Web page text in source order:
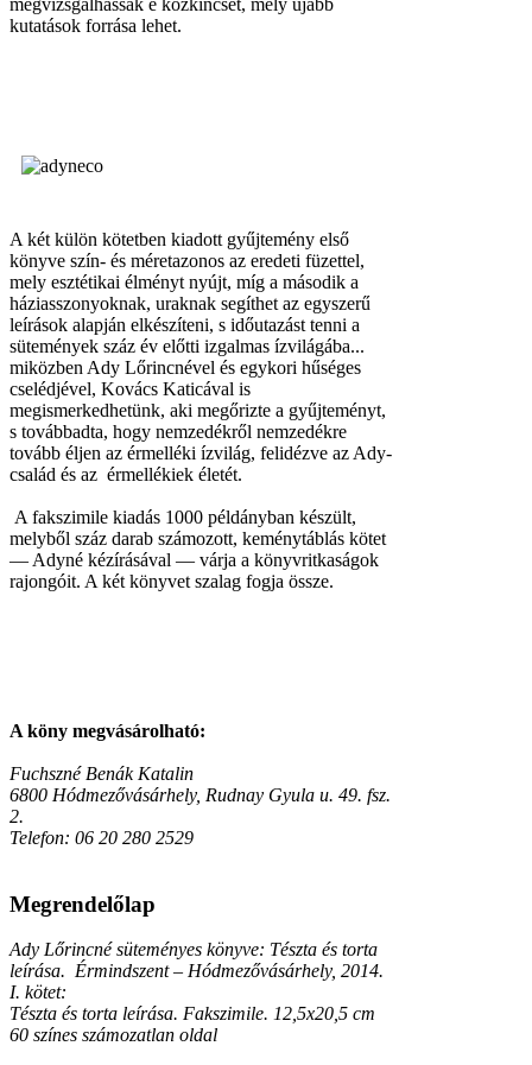
kutatások forrása lehet.
A két külön kötetben kiadott gyűjtemény első
könyve szín- és méretazonos az eredeti füzettel,
mely esztétikai élményt nyújt, míg a második a
háziasszonyoknak, uraknak segíthet az egyszerű
leírások alapján elkészíteni, s időutazást tenni a
sütemények száz év előtti izgalmas ízvilágába...
miközben Ady Lőrincnével és egykori hűséges
cselédjével, Kovács Katicával is
megismerkedhetünk, aki megőrizte a gyűjteményt,
s továbbadta, hogy nemzedékről nemzedékre
tovább éljen az érmelléki ízvilág, felidézve az Ady-
család és az érmellékiek életét.
A fakszimile kiadás 1000 példányban készült,
melyből száz darab számozott, keménytáblás kötet
— Adyné kézírásával — várja a könyvritkaságok
rajongóit. A két könyvet szalag fogja össze.
A köny megvásárolható:
Fuchszné Benák Katalin
6800 Hódmezővásárhely, Rudnay Gyula u. 49. fsz.
2.
Telefon: 06 20 280 2529
Megrendelőlap
Ady Lőrincné süteményes könyve: Tészta és torta
leírása. Érmindszent – Hódmezővásárhely, 2014.
I. kötet:
Tészta és torta leírása. Fakszimile. 12,5x20,5 cm
60 színes számozatlan oldal